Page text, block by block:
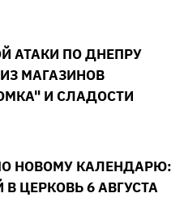
АТАКИ ПО ДНЕПРУ
МАГАЗИНОВ
И СЛАДОСТИ
НОВОМУ КАЛЕНДАРЮ:
В ЦЕРКОВЬ 6 АВГУСТА